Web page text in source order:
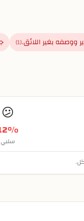
ووصفه بغير اللائق.(
1
)
😕
%
سلبي